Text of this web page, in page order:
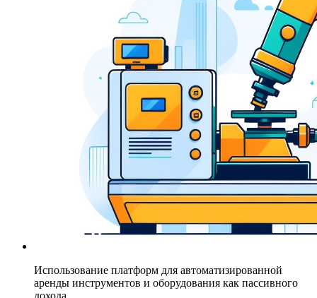
Использование платформ для автоматизированной
аренды инструментов и оборудования как пассивного